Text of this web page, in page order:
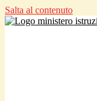
Salta al contenuto